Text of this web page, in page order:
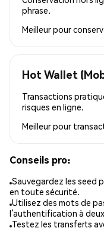
phrase.
Meilleur pour
Hot Wallet
Transactions
risques en ligne.
Meilleur pour
Conseils pro:
Sauvegardez les seed
en toute sécurité.
Utilisez des mots de
l’authentification à
Testez les transferts